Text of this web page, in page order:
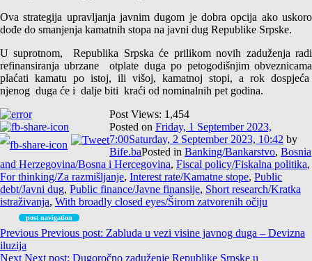
Ova strategija upravljanja javnim dugom je dobra opcija ako uskoro
dođe do smanjenja kamatnih stopa na javni dug Republike Srpske.
U suprotnom, Republika Srpska će prilikom novih zaduženja radi
refinansiranja ubrzane otplate duga po petogodišnjim obveznicama
plaćati kamatu po istoj, ili višoj, kamatnoj stopi, a rok dospjeća
njenog duga će i dalje biti kraći od nominalnih pet godina.
Post Views: 1,454
Posted on Friday, 1 September 2023,
7:00Saturday, 2 September 2023, 10:42 by
Bife.baPosted in Banking/Bankarstvo, Bosnia
and Herzegovina/Bosna i Hercegovina, Fiscal policy/Fiskalna politika,
For thinking/Za razmišljanje, Interest rate/Kamatne stope, Public
debt/Javni dug, Public finance/Javne finansije, Short research/Kratka
istraživanja, With broadly closed eyes/Širom zatvorenih očiju
post navigation
Previous Previous post: Zabluda u vezi visine javnog duga – Devizna
iluzija
Next Next post: Dugoročno zaduženje Republike Srpske u